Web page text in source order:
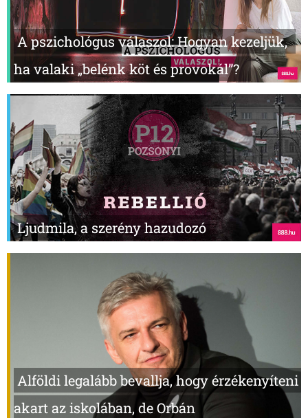
A pszichológus válaszol: Hogyan kezeljük,
ha valaki „belénk köt és provokál”?
Ljudmila, a szerény hazudozó
Alföldi legalább bevallja, hogy érzékenyíteni
akart az iskolában, de Orbán